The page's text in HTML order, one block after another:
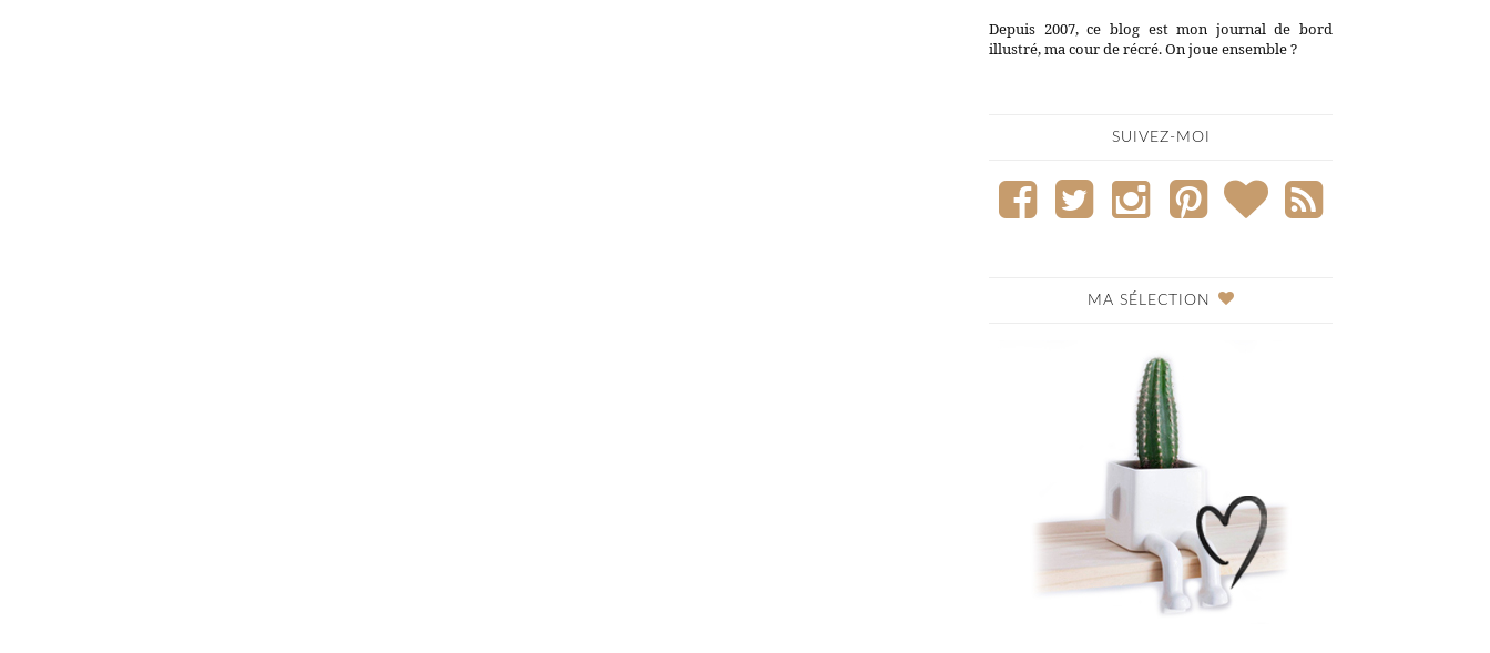
Depuis 2007, ce blog est mon journal de bord
illustré, ma cour de récré. On joue ensemble ?
SUIVEZ-MOI
MA SÉLECTION